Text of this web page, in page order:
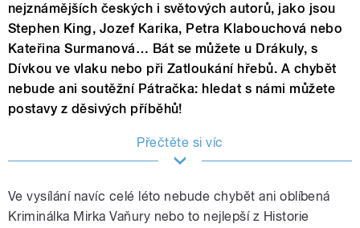
nejznámějších českých i světových autorů, jako jsou
Stephen King, Jozef Karika, Petra Klabouchová nebo
Kateřina Surmanová… Bát se můžete u Drákuly, s
Dívkou ve vlaku nebo při Zatloukání hřebů. A chybět
nebude ani soutěžní Pátračka: hledat s námi můžete
postavy z děsivých příběhů!
Přečtěte si víc
Ve vysílání navíc celé léto nebude chybět ani oblíbená
Kriminálka Mirka Vaňury nebo to nejlepší z Historie